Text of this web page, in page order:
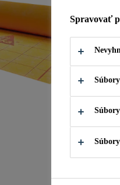
Spravovať